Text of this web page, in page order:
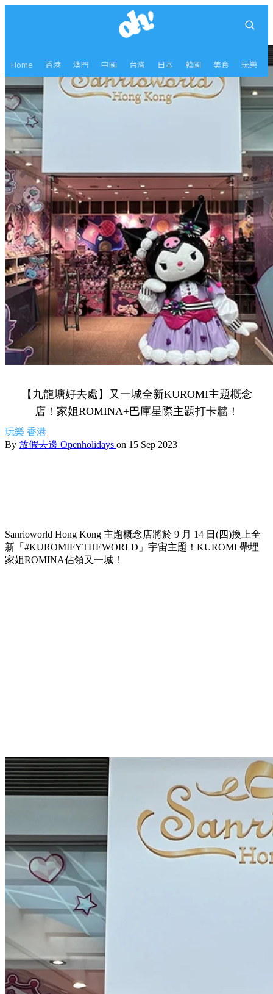
Home 香港 澳門 中國 台灣 日本 韓國 美食 玩樂
【九龍塘好去處】又一城全新KUROMI主題概念
店！家姐ROMINA+巴庫星際主題打卡牆！
玩樂 香港
By 放假去邊 Openholidays on 15 Sep 2023
Sanrioworld Hong Kong 主題概念店將於 9 月 14 日(四)換上全
新「#KUROMIFYTHEWORLD」宇宙主題！KUROMI 帶埋
家姐ROMINA佔領又一城！